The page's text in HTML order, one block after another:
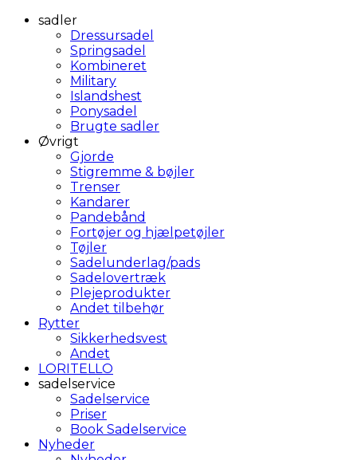
sadler
Dressursadel
Springsadel
Kombineret
Military
Islandshest
Ponysadel
Brugte sadler
Øvrigt
Gjorde
Stigremme & bøjler
Trenser
Kandarer
Pandebånd
Fortøjer og hjælpetøjler
Tøjler
Sadelunderlag/pads
Sadelovertræk
Plejeprodukter
Andet tilbehør
Rytter
Sikkerhedsvest
Andet
LORITELLO
sadelservice
Sadelservice
Priser
Book Sadelservice
Nyheder